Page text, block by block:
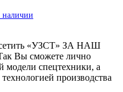
наличии
«УЗСТ» ЗА НАШ
Вы сможете лично
модели спецтехники, а
производства